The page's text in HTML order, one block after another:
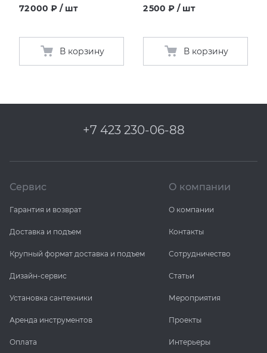
72 000 ₽ / шт
В корзину
2 500 ₽ / шт
В корзину
+7 423 230-06-88
Сервис
Гарантия и возврат
Доставка и подъем
Крупный формат доставка и подъем
Дизайн-сервис
Установка сантехники
Аренда инструментов
Оплата
О компании
О компании
Контакты
Сотрудничество
Статьи
Мероприятия
Проекты
Интерьеры